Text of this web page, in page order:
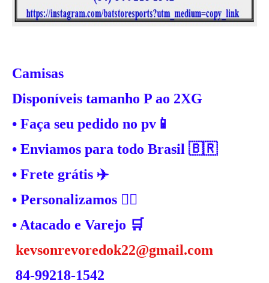
Camisas
Disponíveis tamanho P ao 2XG
• Faça seu pedido no pv📱
• Enviamos para todo Brasil 🇧🇷
• Frete grátis ✈️
• Personalizamos ✍🏼
• Atacado e Varejo 🛒
kevsonrevoredok22@gmail.com
84-99218-1542